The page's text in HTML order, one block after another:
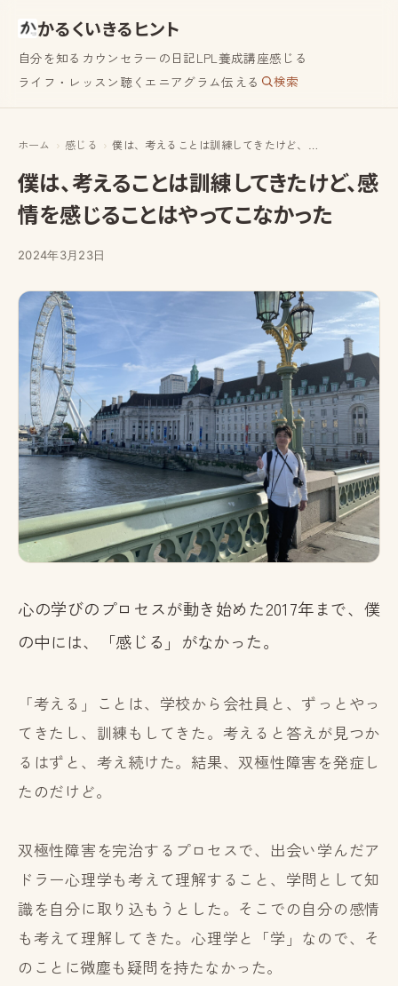
かるくいきるヒント
自分を知る カウンセラーの日記LPL養成講座感じる
ライフ・レッスン 聴く エニアグラム伝える 検索
ホーム 感じる 僕は、考えることは訓練してきたけど、感情を感じることはやってこなかった
僕は、考えることは訓練してきたけど、感
情を感じることはやってこなかった
2024年3月23日
心の学びのプロセスが動き始めた2017年まで、僕
の中には、「感じる」がなかった。
「考える」ことは、学校から会社員と、ずっとやっ
てきたし、訓練もしてきた。考えると答えが見つか
るはずと、考え続けた。結果、双極性障害を発症し
たのだけど。
双極性障害を完治するプロセスで、出会い学んだア
ドラー心理学も考えて理解すること、学問として知
識を自分に取り込もうとした。そこでの自分の感情
も考えて理解してきた。心理学と「学」なので、そ
のことに微塵も疑問を持たなかった。